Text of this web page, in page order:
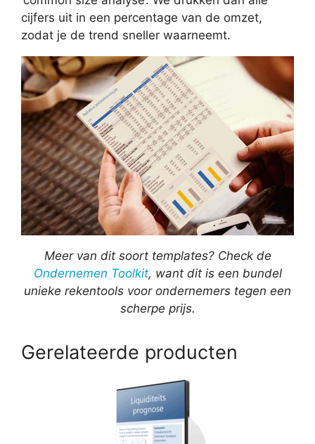
cijfers uit in een percentage van de omzet,
zodat je de trend sneller waarneemt.
Meer van dit soort templates? Check de
Ondernemen Toolkit, want dit is een bundel
unieke rekentools voor ondernemers tegen een
scherpe prijs.
Gerelateerde producten